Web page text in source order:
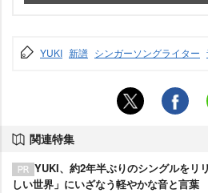
YUKI 新譜 シンガーソングライター
関連特集
YUKI、約2年半ぶりのシングルを
しい世界」にいざなう軽やかな音と言葉